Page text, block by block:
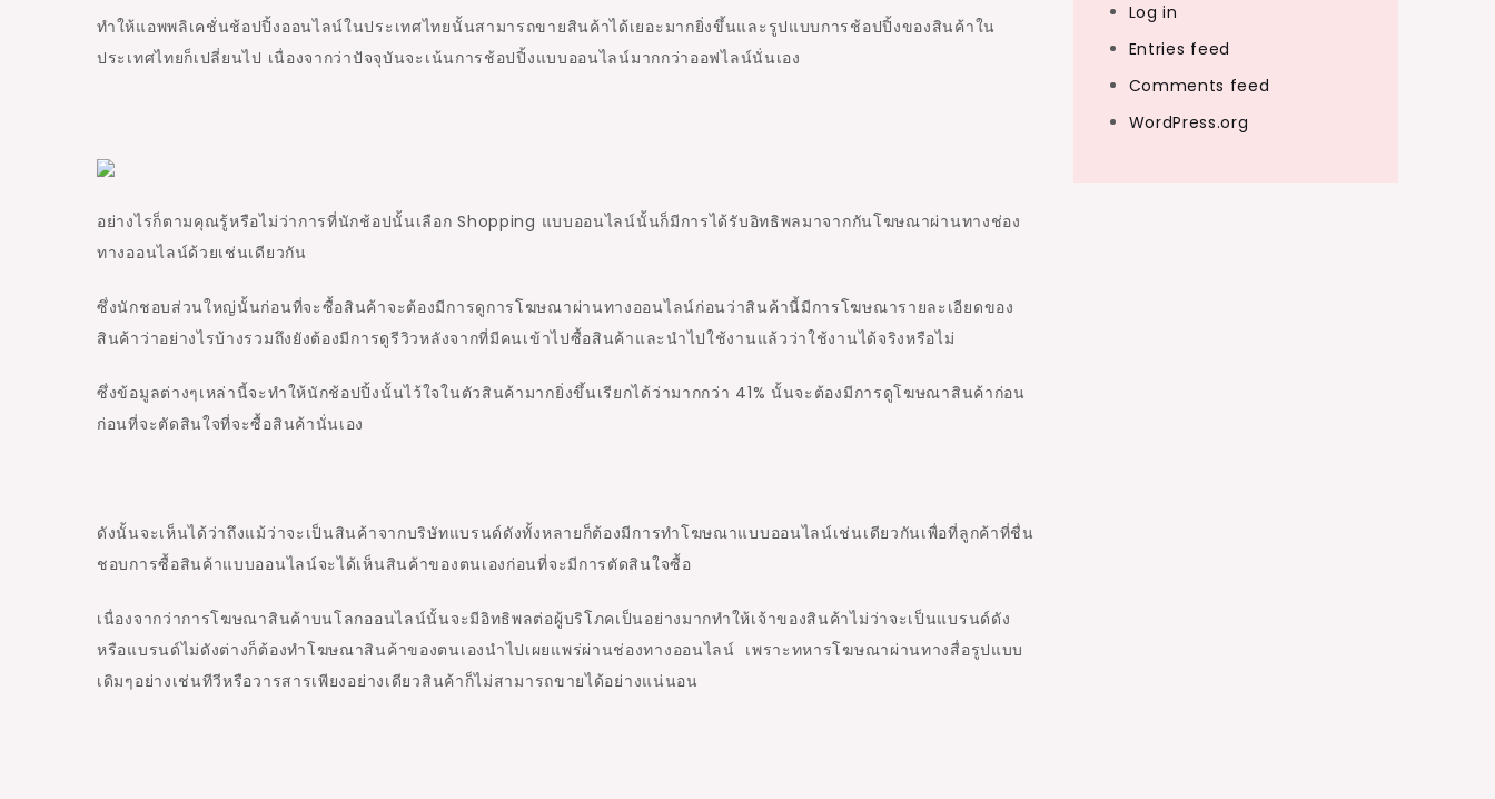
ทำให้แอพพลิเคชั่นช้อปปิ้งออนไลน์ในประเทศไทยนั้นสามารถขายสินค้าได้เยอะมากยิ่งขึ้นและรูปแบบการช้อปปิ้งของสินค้าใน
ประเทศไทยก็เปลี่ยนไป เนื่องจากว่าปัจจุบันจะเน้นการช้อปปิ้งแบบออนไลน์มากกว่าออฟไลน์นั่นเอง
อย่างไรก็ตามคุณรู้หรือไม่ว่าการที่นักช้อปนั้นเลือก Shopping แบบออนไลน์นั้นก็มีการได้รับอิทธิพลมาจากกันโฆษณาผ่านทางช่อง
ทางออนไลน์ด้วยเช่นเดียวกัน
ซึ่งนักชอบส่วนใหญ่นั้นก่อนที่จะซื้อสินค้าจะต้องมีการดูการโฆษณาผ่านทางออนไลน์ก่อนว่าสินค้านี้มีการโฆษณารายละเอียดของ
สินค้าว่าอย่างไรบ้างรวมถึงยังต้องมีการดูรีวิวหลังจากที่มีคนเข้าไปซื้อสินค้าและนำไปใช้งานแล้วว่าใช้งานได้จริงหรือไม่
ซึ่งข้อมูลต่างๆเหล่านี้จะทำให้นักช้อปปิ้งนั้นไว้ใจในตัวสินค้ามากยิ่งขึ้นเรียกได้ว่ามากกว่า 41% นั้นจะต้องมีการดูโฆษณาสินค้าก่อน
ก่อนที่จะตัดสินใจที่จะซื้อสินค้านั่นเอง
ดังนั้นจะเห็นได้ว่าถึงแม้ว่าจะเป็นสินค้าจากบริษัทแบรนด์ดังทั้งหลายก็ต้องมีการทำโฆษณาแบบออนไลน์เช่นเดียวกันเพื่อที่ลูกค้าที่ชื่น
ชอบการซื้อสินค้าแบบออนไลน์จะได้เห็นสินค้าของตนเองก่อนที่จะมีการตัดสินใจซื้อ
เนื่องจากว่าการโฆษณาสินค้าบนโลกออนไลน์นั้นจะมีอิทธิพลต่อผู้บริโภคเป็นอย่างมากทำให้เจ้าของสินค้าไม่ว่าจะเป็นแบรนด์ดัง
หรือแบรนด์ไม่ดังต่างก็ต้องทำโฆษณาสินค้าของตนเองนำไปเผยแพร่ผ่านช่องทางออนไลน์ เพราะทหารโฆษณาผ่านทางสื่อรูปแบบ
เดิมๆอย่างเช่นทีวีหรือวารสารเพียงอย่างเดียวสินค้าก็ไม่สามารถขายได้อย่างแน่นอน
Log in
Entries feed
Comments feed
WordPress.org